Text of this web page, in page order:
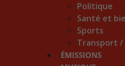
Politique
Santé et
Sports
Transport /
ÉMISSIONS